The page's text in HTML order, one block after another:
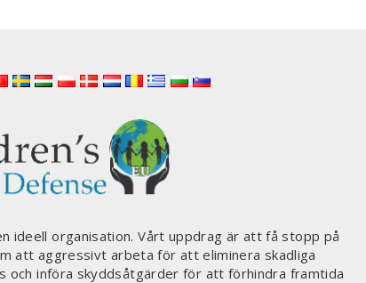
ideell organisation. Vårt uppdrag är att få stopp på
att aggressivt arbeta för att eliminera skadliga
och införa skyddsåtgärder för att förhindra framtida